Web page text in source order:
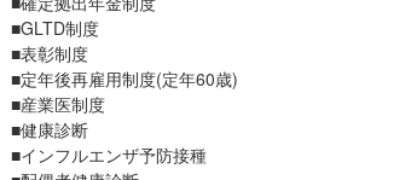
■GLTD制度
■表彰制度
■定年後再雇用制度(定年60歳)
■産業医制度
■健康診断
■インフルエンザ予防接種